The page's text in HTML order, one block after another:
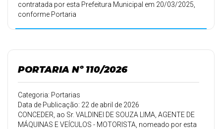
contratada por esta Prefeitura Municipal em 20/03/2025,
conforme Portaria
PORTARIA Nº 110/2026
Categoria: Portarias
Data de Publicação: 22 de abril de 2026
CONCEDER, ao Sr. VALDINEI DE SOUZA LIMA, AGENTE DE
MÁQUINAS E VEÍCULOS - MOTORISTA, nomeado por esta